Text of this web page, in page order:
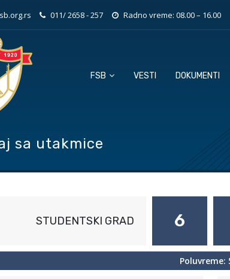
011/ 2658 - 257 Radno vreme: 08.00 – 16.00
FSB VESTI DOKUMENTI
sa utakmice
STUDENTSKI GRAD 6
Poluvreme: